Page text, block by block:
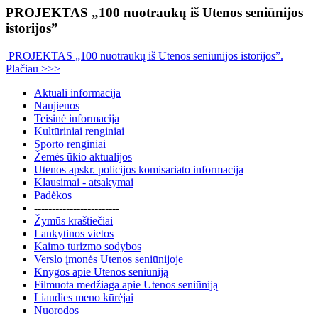
PROJEKTAS „100 nuotraukų iš Utenos seniūnijos
istorijos”
PROJEKTAS „100 nuotraukų iš Utenos seniūnijos istorijos”.
Plačiau >>>
Aktuali informacija
Naujienos
Teisinė informacija
Kultūriniai renginiai
Sporto renginiai
Žemės ūkio aktualijos
Utenos apskr. policijos komisariato informacija
Klausimai - atsakymai
Padėkos
------------------------
Žymūs kraštiečiai
Lankytinos vietos
Kaimo turizmo sodybos
Verslo įmonės Utenos seniūnijoje
Knygos apie Utenos seniūniją
Filmuota medžiaga apie Utenos seniūniją
Liaudies meno kūrėjai
Nuorodos